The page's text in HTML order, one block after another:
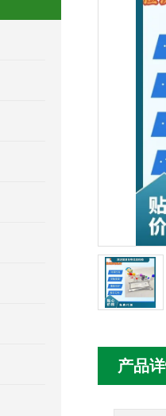
虫(GL)elisa试剂盒厂家直销
-6型感染(HHV-6)elisa试剂
抗体(CC Ab)elisa试剂盒免
因子(PANDER)elisa试剂盒
触发受体-1(TREM-1)elisa
产品